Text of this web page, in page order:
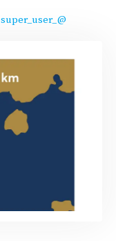
super_user_@